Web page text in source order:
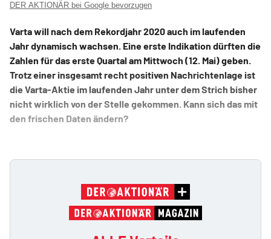
DER AKTIONÄR bei Google bevorzugen
Varta will nach dem Rekordjahr 2020 auch im laufenden
Jahr dynamisch wachsen. Eine erste Indikation dürften die
Zahlen für das erste Quartal am Mittwoch (12. Mai) geben.
Trotz einer insgesamt recht positiven Nachrichtenlage ist
die Varta-Aktie im laufenden Jahr unter dem Strich bisher
nicht wirklich von der Stelle gekommen. Kann sich das mit
den frischen Daten ändern?